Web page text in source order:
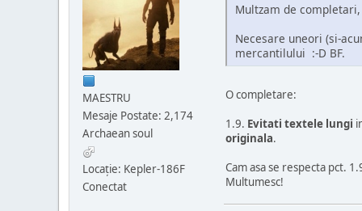
MAESTRU
Mesaje Postate: 2,174
Archaean soul
Locaţie: Kepler-186F
Conectat
Multzam de
Necesare uneori (si-
mercantilului :-D BF.
O completare:
1.9. Evitati textele lungi
originala.
Cam asa se respecta pct.
Multumesc!